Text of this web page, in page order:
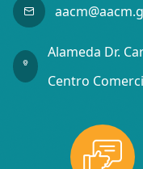
Alameda Dr.
Centro